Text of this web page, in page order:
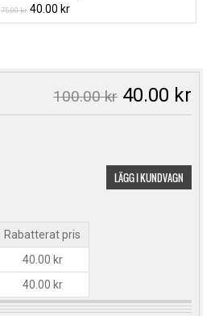
75.00kr Det
ursprungliga
75.00 kr.
40.00 krDet
nuvarande
40.00 kr.
100.00kr Det
40.00 kr
LÄGG I KUNDVAGN
Rabatterat pris
40.00 kr
40.00 kr